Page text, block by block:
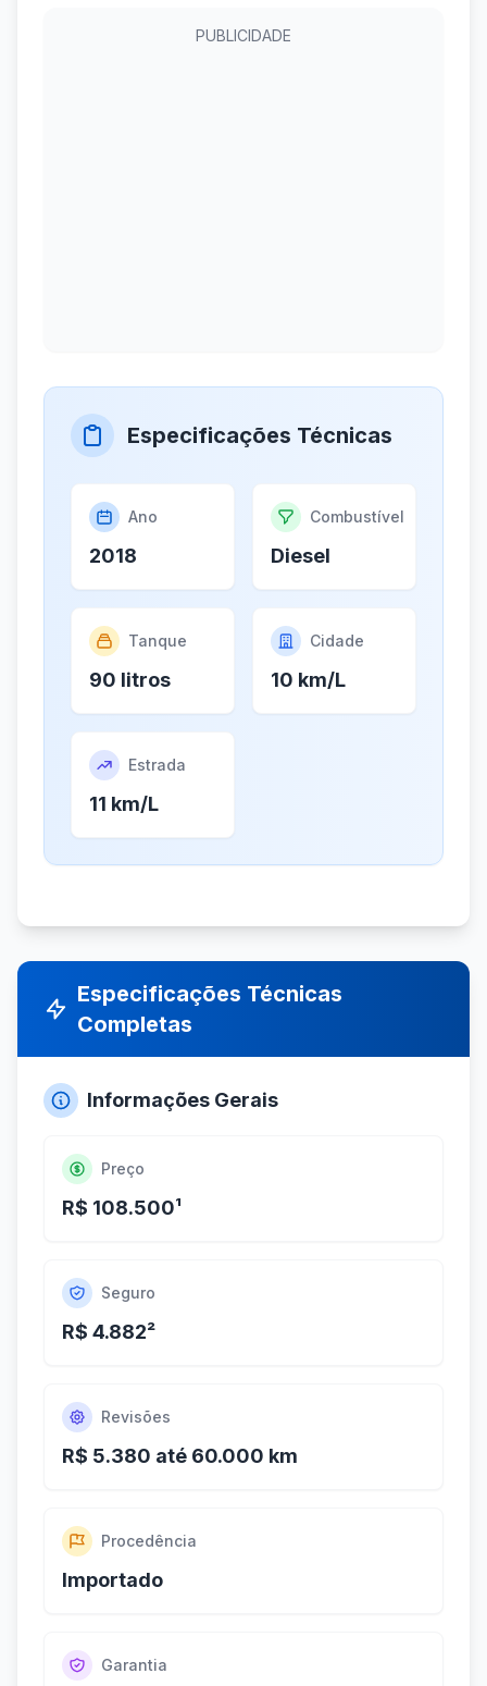
PUBLICIDADE
Especificações Técnicas
Ano
2018
Combustível
Diesel
Tanque
90 litros
Cidade
10 km/L
Estrada
11 km/L
Especificações Técnicas
Completas
Informações Gerais
Preço
R$ 108.500¹
Seguro
R$ 4.882²
Revisões
R$ 5.380 até 60.000 km
Procedência
Importado
Garantia